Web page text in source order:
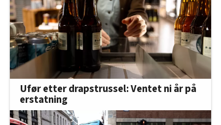
Ufør etter drapstrussel: Ventet ni år på
erstatning